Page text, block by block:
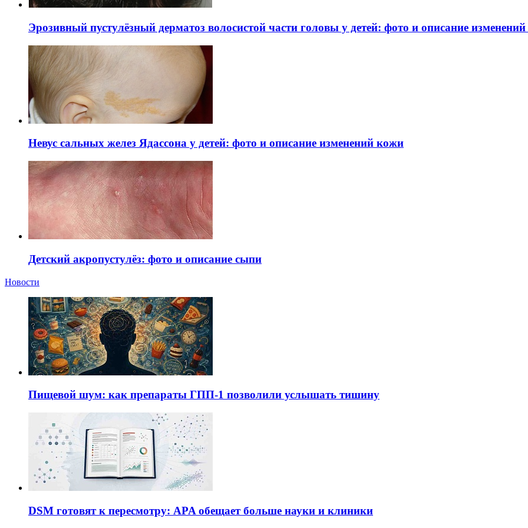
Эрозивный пустулёзный дерматоз волосистой части головы у детей: фото и описание
Невус сальных желез Ядассона у детей: фото и описание изменений кожи
Детский акропустулёз: фото и описание сыпи
Новости
Пищевой шум: как препараты ГПП-1 позволили услышать тишину
DSM готовят к пересмотру: APA обещает больше науки и клиники